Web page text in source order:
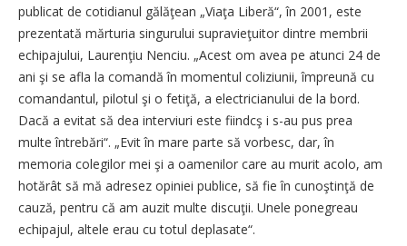
publicat de cotidianul gălăţean „Viaţa Liberă“, în 2001, este
prezentată mărturia singurului supravieţuitor dintre membrii
echipajului, Laurenţiu Nenciu. „Acest om avea pe atunci 24 de
ani şi se afla la comandă în momentul coliziunii, împreună cu
comandantul, pilotul şi o fetiţă, a electricianului de la bord.
Dacă a evitat să dea interviuri este fiindcş i s-au pus prea
multe întrebări“. „Evit în mare parte să vorbesc, dar, în
memoria colegilor mei şi a oamenilor care au murit acolo, am
hotărât să mă adresez opiniei publice, să fie în cunoştinţă de
cauză, pentru că am auzit multe discuţii. Unele ponegreau
echipajul, altele erau cu totul deplasate“.